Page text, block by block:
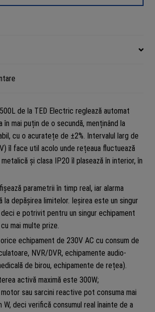
de la TED Electric reglează automat
în mai puțin de o secundă, menținând la
cu o acuratețe de ±2%. Intervalul larg de
îl face util acolo unde rețeaua fluctuează
și clasa IP20 îl plasează în interior, în
parametrii în timp real, iar alarma
la depășirea limitelor. Ieșirea este un singur
e potrivit pentru un singur echipament
mai multe prize.
echipament de 230V AC cu consum de
NVR/DVR, echipamente audio-
de birou, echipamente de rețea).
activă maximă este 300W;
sau sarcini reactive pot consuma mai
W, deci verifică consumul real înainte de a